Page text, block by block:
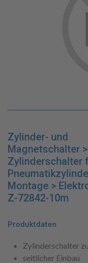
Zylinder- und
Magnetschalter >
Zylinderschalter
Montage >
Z-72842-10m
Produktdaten
Zylinderschalter
seitlicher Einbau